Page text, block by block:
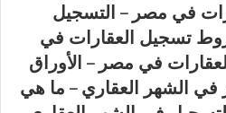
في مصر – التسجيل
تسجيل العقارات في
في مصر – الأوراق
في الشهر العقاري – ما هي